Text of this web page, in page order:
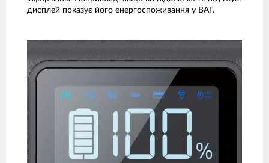
дисплей показує його енергоспоживання у ВАТ.